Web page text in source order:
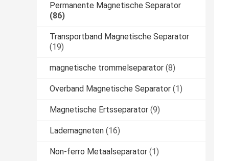
Permanente Magnetische Separator
(86)
Transportband Magnetische Separator
(19)
magnetische trommelseparator (8)
Overband Magnetische Separator (1)
Magnetische Ertsseparator (9)
Lademagneten (16)
Non-ferro Metaalseparator (1)